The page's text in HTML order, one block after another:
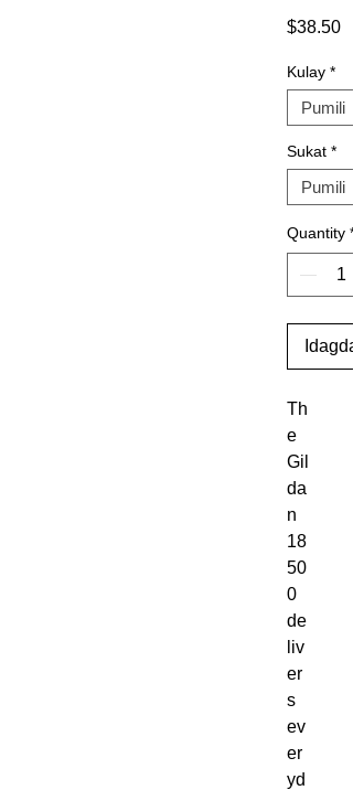
$38.50
Kulay *
Sukat *
Quantity *
Th
e
Gil
da
n
18
50
0
de
liv
er
s
ev
er
yd